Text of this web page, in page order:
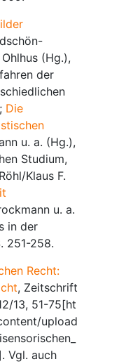
(Hg.),
der
Die
u. a. (Hg.),
Studium,
Klaus F.
u. a.
in der
251-258.
Recht:
, Zeitschrift
13, 51-75[ht
upload
Vgl. auch